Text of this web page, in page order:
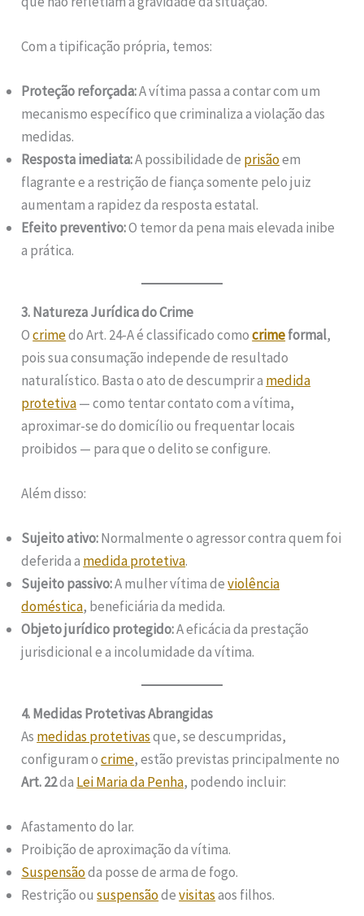
Com a tipificação própria, temos:
Proteção reforçada:A vítima passa a contar com um
mecanismo específico que criminaliza a violação das
medidas.
Resposta imediata:A possibilidade de prisãoem
flagrante e a restrição de fiança somente pelo juiz
aumentam a rapidez da resposta estatal.
Efeito preventivo:O temor da pena mais elevada inibe
a prática.
3. Natureza Jurídica do Crime
Ocrimedo Art. 24-A é classificado comocrimeformal,
pois sua consumação independe de resultado
naturalístico. Basta o ato de descumprir a medida
protetiva— como tentar contato com a vítima,
aproximar-se do domicílio ou frequentar locais
proibidos — para que o delito se configure.
Além disso:
Sujeito ativo:Normalmente o agressor contra quem foi
deferida a medida protetiva.
Sujeito passivo:A mulher vítima deviolência
doméstica, beneficiária da medida.
Objeto jurídico protegido:A eficácia da prestação
jurisdicional e a incolumidade da vítima.
4. Medidas Protetivas Abrangidas
As medidas protetivasque, se descumpridas,
configuram ocrime, estão previstas principalmente no
Art. 22da Lei Maria da Penha, podendo incluir:
Afastamento do lar.
Proibição de aproximação da vítima.
Suspensãoda posse de arma de fogo.
Restrição oususpensãodevisitasaos filhos.